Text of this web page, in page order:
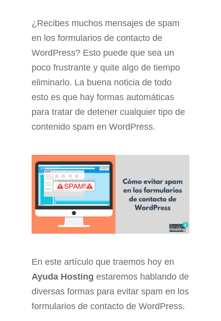
¿Recibes muchos mensajes de spam
en los formularios de contacto de
WordPress? Esto puede que sea un
poco frustrante y quite algo de tiempo
eliminarlo. La buena noticia de todo
esto es que hay formas automáticas
para tratar de detener cualquier tipo de
contenido spam en WordPress.
En este artículo que traemos hoy en
Ayuda Hosting estaremos hablando de
diversas formas para evitar spam en los
formularios de contacto de WordPress.